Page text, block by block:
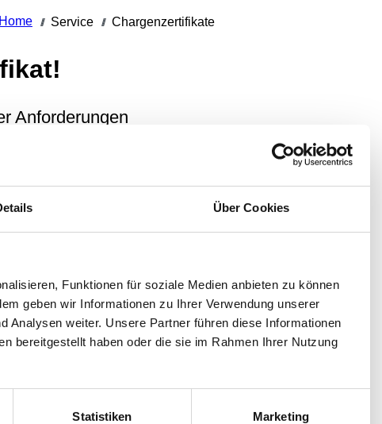
Über Cookies
Funktionen für soziale Medien anbieten zu können
geben wir Informationen zu Ihrer Verwendung unserer
Analysen weiter. Unsere Partner führen diese Informationen
bereitgestellt haben oder die sie im Rahmen Ihrer Nutzung
Statistiken Marketing
Home /// Service /// Chargenzertifikate
Anforderungen
für alle